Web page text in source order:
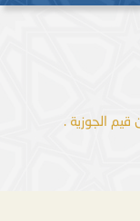
قيم الجوزية .